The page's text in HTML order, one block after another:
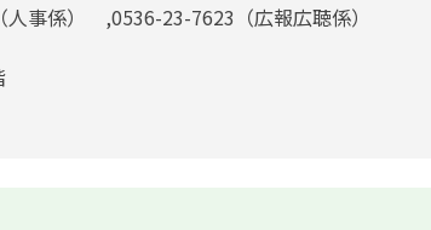
事係） ,0536-23-7623（広報広聴係）